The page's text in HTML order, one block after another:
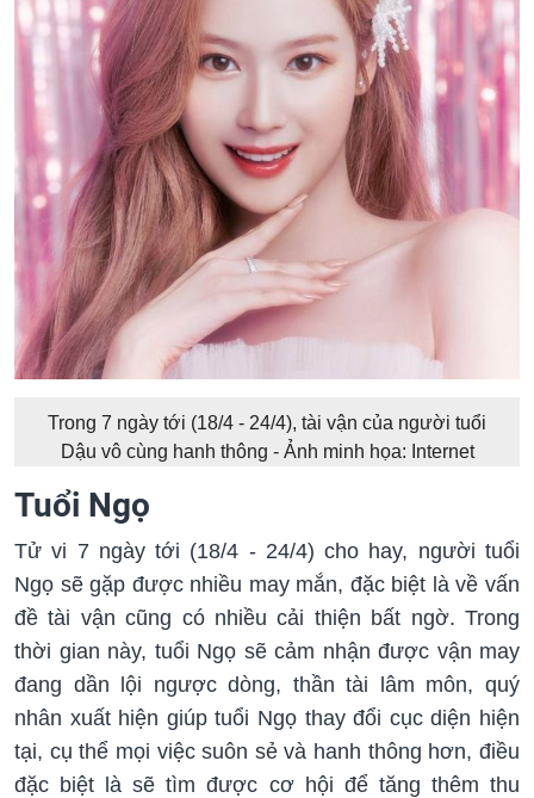
Trong 7 ngày tới (18/4 - 24/4), tài vận của người tuổi
Dậu vô cùng hanh thông - Ảnh minh họa: Internet
Tuổi Ngọ
Tử vi 7 ngày tới (18/4 - 24/4) cho hay, người tuổi
Ngọ sẽ gặp được nhiều may mắn, đặc biệt là về vấn
đề tài vận cũng có nhiều cải thiện bất ngờ. Trong
thời gian này, tuổi Ngọ sẽ cảm nhận được vận may
đang dần lội ngược dòng, thần tài lâm môn, quý
nhân xuất hiện giúp tuổi Ngọ thay đổi cục diện hiện
tại, cụ thể mọi việc suôn sẻ và hanh thông hơn, điều
đặc biệt là sẽ tìm được cơ hội để tăng thêm thu